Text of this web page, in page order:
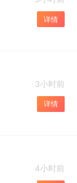
详情
3小时前
详情
4小时前